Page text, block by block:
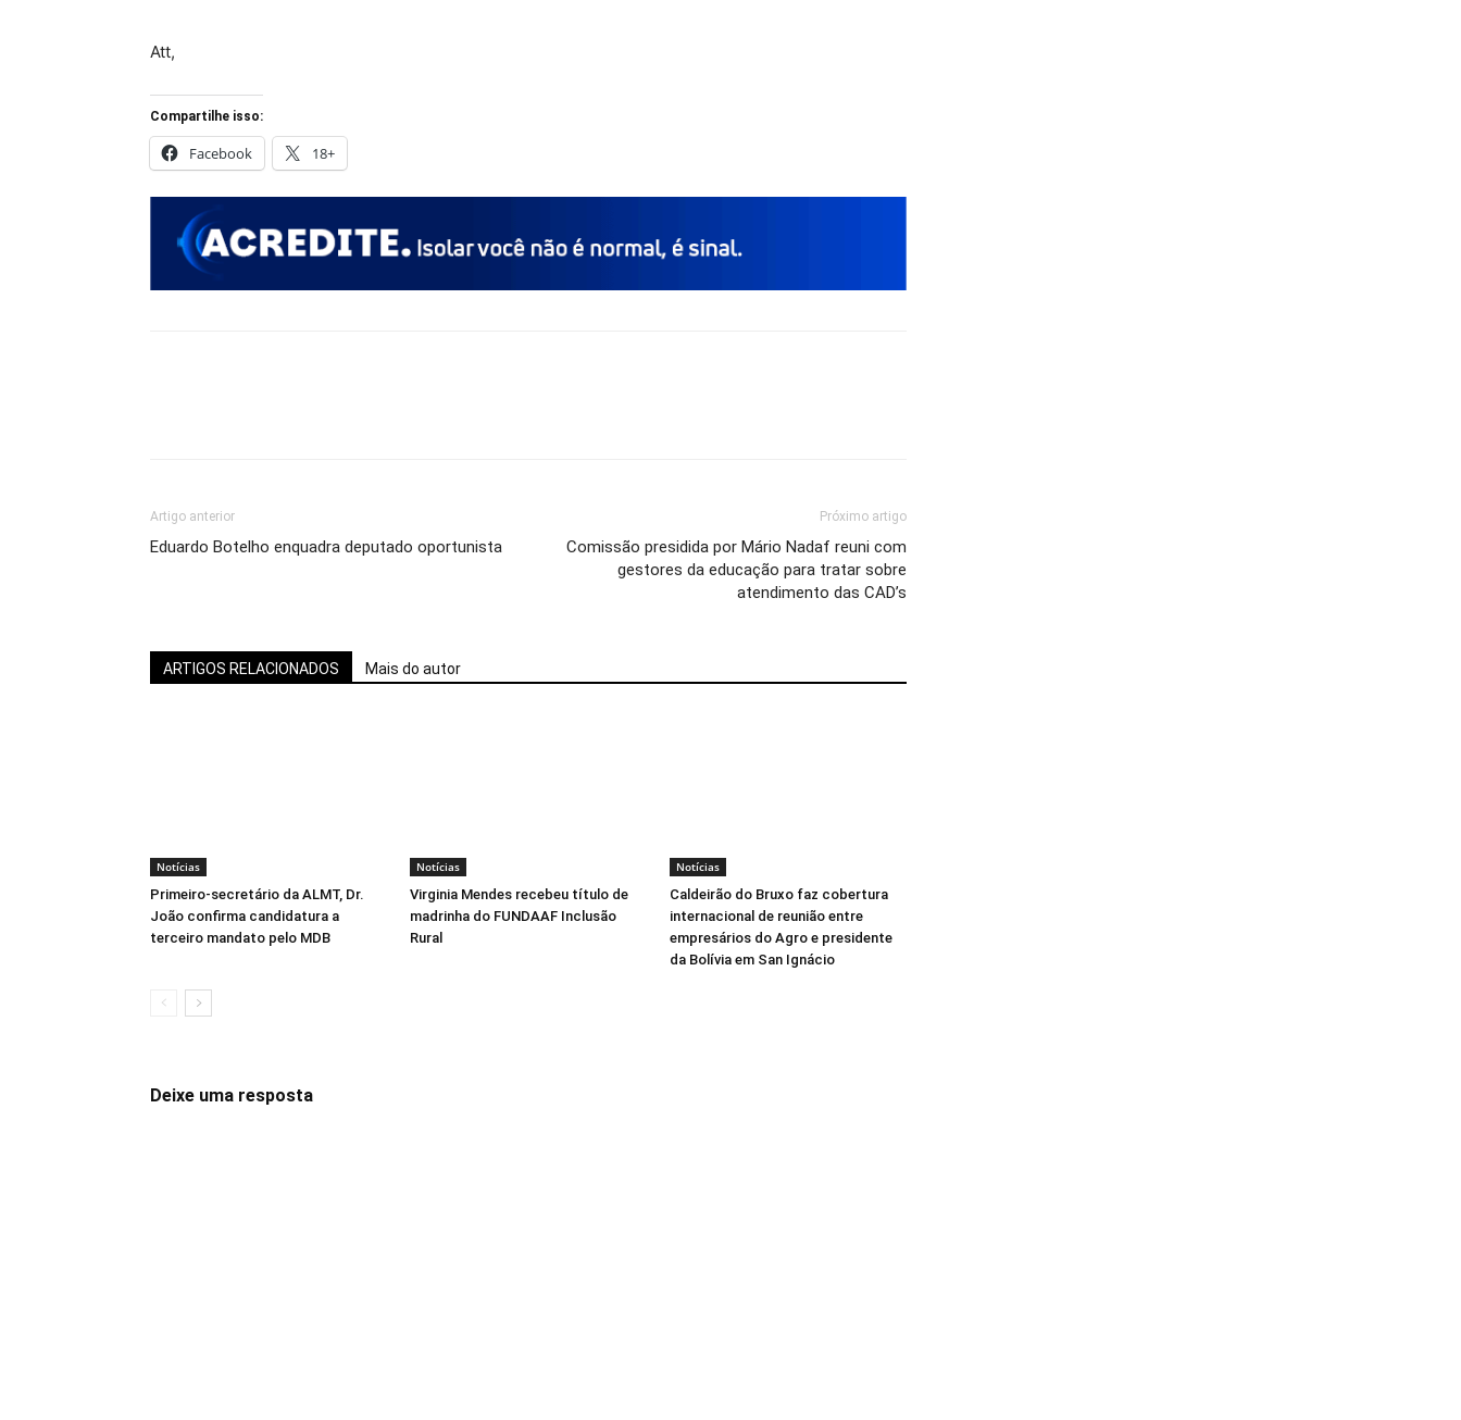
Att,
Compartilhe isso:
Facebook 18+
Artigo anterior
Eduardo Botelho enquadra deputado oportunista
Próximo artigo
Comissão presidida por Mário Nadaf reuni com
gestores da educação para tratar sobre
atendimento das CAD’s
ARTIGOS RELACIONADOS Mais do autor
Notícias
Primeiro-secretário da ALMT, Dr.
João confirma candidatura a
terceiro mandato pelo MDB
Notícias
Virginia Mendes recebeu título de
madrinha do FUNDAAF Inclusão
Rural
Notícias
Caldeirão do Bruxo faz cobertura
internacional de reunião entre
empresários do Agro e presidente
da Bolívia em San Ignácio
Deixe uma resposta